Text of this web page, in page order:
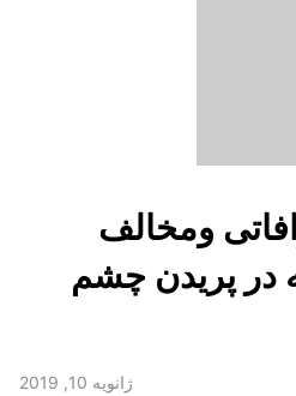
ومخالف
پریدن چشم
ژانویه 10, 2019